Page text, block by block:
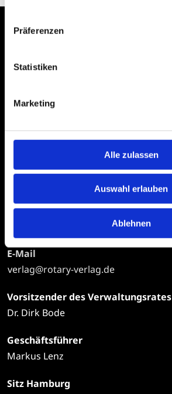
Präferenzen
Statistiken
Marketing
Alle zulassen
Auswahl erlauben
Ablehnen
Erklärung zur
Datenschutz
Rotary
Ferdinandstraße 25
Telefon
E-Mail
verlag@rotary-verlag.de
Vorsitzender des Verwaltungsrates
Dr. Dirk Bode
Geschäftsführer
Markus Lenz
Sitz Hamburg